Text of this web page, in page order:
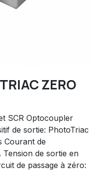
ZERO
SCR Optocoupler
de sortie: PhotoTriac
Courant de
Tension de sortie en
de passage à zéro: